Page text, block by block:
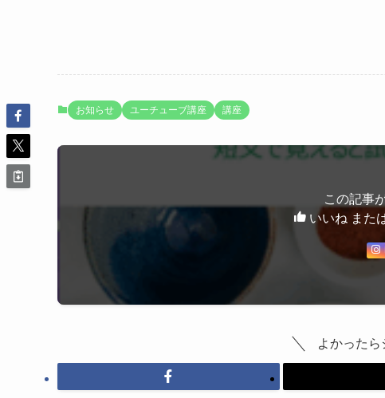
お知らせ ユーチューブ講座 講座
この記事
いいね また
よかったら